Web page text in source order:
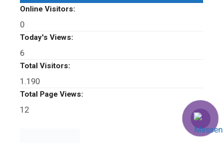
Online Visitors:
0
Today's Views:
6
Total Visitors:
1.190
Total Page Views:
12